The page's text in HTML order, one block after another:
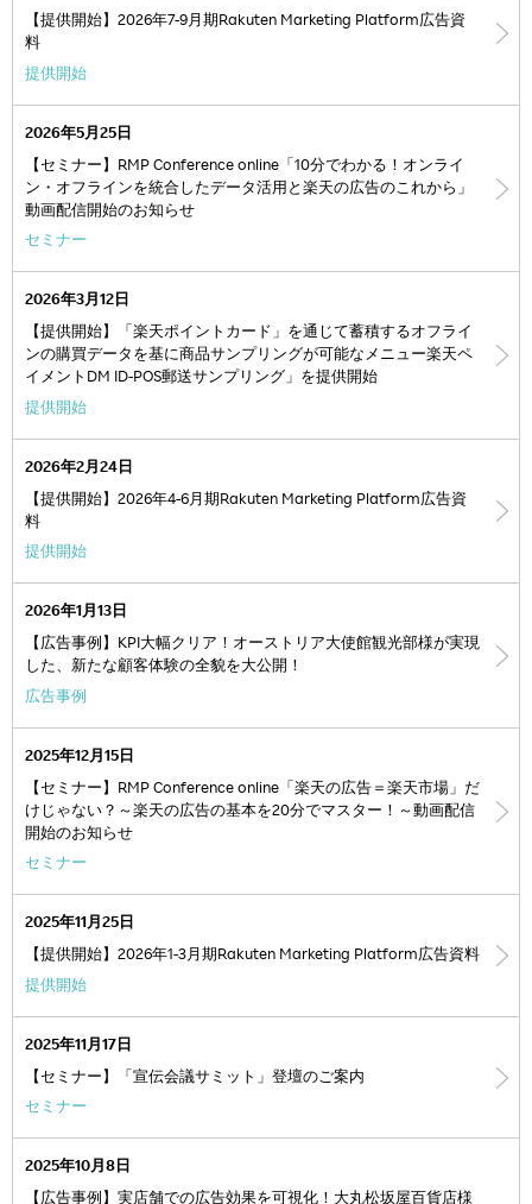
【提供開始】2026年7-9月期Rakuten Marketing Platform広告資
料
提供開始
2026年5月25日
【セミナー】RMP Conference online「10分でわかる！オンライ
ン・オフラインを統合したデータ活用と楽天の広告のこれから」
動画配信開始のお知らせ
セミナー
2026年3月12日
【提供開始】「楽天ポイントカード」を通じて蓄積するオフライ
ンの購買データを基に商品サンプリングが可能なメニュー楽天ペ
イメントDM ID-POS郵送サンプリング」を提供開始
提供開始
2026年2月24日
【提供開始】2026年4-6月期Rakuten Marketing Platform広告資
料
提供開始
2026年1月13日
【広告事例】KPI大幅クリア！オーストリア大使館観光部様が実現
した、新たな顧客体験の全貌を大公開！
広告事例
2025年12月15日
【セミナー】RMP Conference online「楽天の広告＝楽天市場」だ
けじゃない？～楽天の広告の基本を20分でマスター！～動画配信
開始のお知らせ
セミナー
2025年11月25日
【提供開始】2026年1-3月期Rakuten Marketing Platform広告資料
提供開始
2025年11月17日
【セミナー】「宣伝会議サミット」登壇のご案内
セミナー
2025年10月8日
【広告事例】実店舗での広告効果を可視化！大丸松坂屋百貨店様